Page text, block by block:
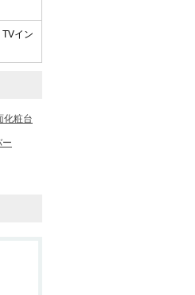
イン
化粧台
ー